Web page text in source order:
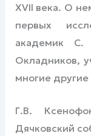
XVII века. О
первых
академик
Окладников,
многие
Г.В.
Дячковский